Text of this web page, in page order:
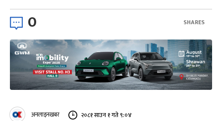
0 SHARES
अनलाइनखबर २०८१ साउन १ गते ९:०४